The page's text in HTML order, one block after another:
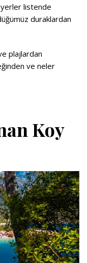
yerler listende
duraklardan
plajlardan
ve neler
Koy